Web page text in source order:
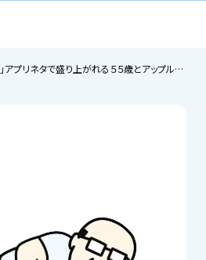
「ヘルスケア」アプリネタで盛り上がれる５５歳とアップル社の壮大な野望